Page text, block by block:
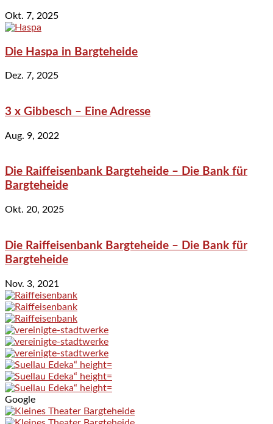
Okt. 7, 2025
Die Haspa in Bargteheide
Dez. 7, 2025
3 x Gibbesch – Eine Adresse
Aug. 9, 2022
Die Raiffeisenbank Bargteheide – Die Bank für
Bargteheide
Okt. 20, 2025
Die Raiffeisenbank Bargteheide – Die Bank für
Bargteheide
Nov. 3, 2021
Google